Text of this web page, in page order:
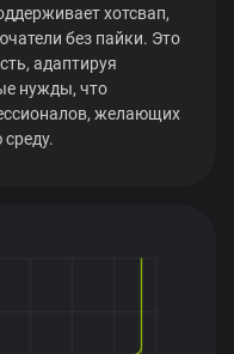
хотсвап,
без пайки. Это
адаптируя
нужды, что
желающих